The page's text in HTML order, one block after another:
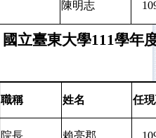
陳明志
國立臺東大學111學年
職稱 姓名 任
院長 賴亮郡